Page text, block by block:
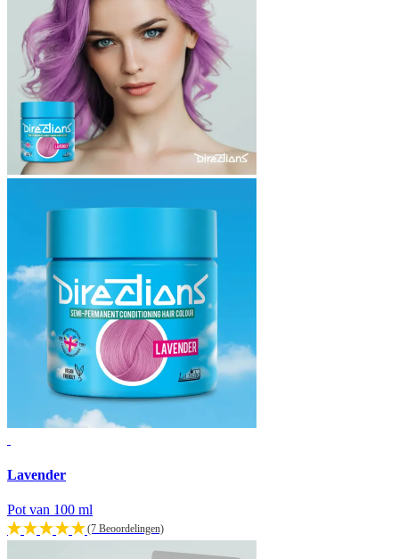
Lavender
Pot van 100 ml
(7 Beoordelingen)